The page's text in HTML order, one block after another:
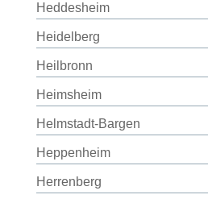
Heddesheim
Heidelberg
Heilbronn
Heimsheim
Helmstadt-Bargen
Heppenheim
Herrenberg